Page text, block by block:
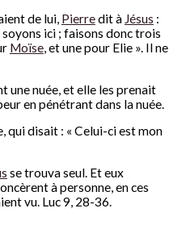
de lui, Pierredit à Jésus :
soyons ici ; faisons donc trois
Moïse, et une pour Elie ». Il ne
une nuée, et elle les prenait
en pénétrant dans la nuée.
qui disait : « Celui-ci est mon
se trouva seul. Et eux
à personne, en ces
vu. Luc 9, 28-36.